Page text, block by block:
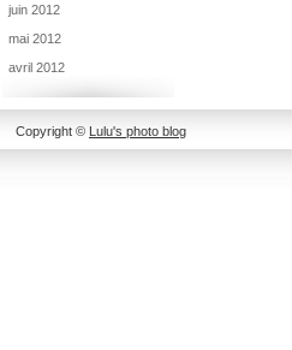
juin 2012
mai 2012
avril 2012
Copyright © Lulu's photo blog